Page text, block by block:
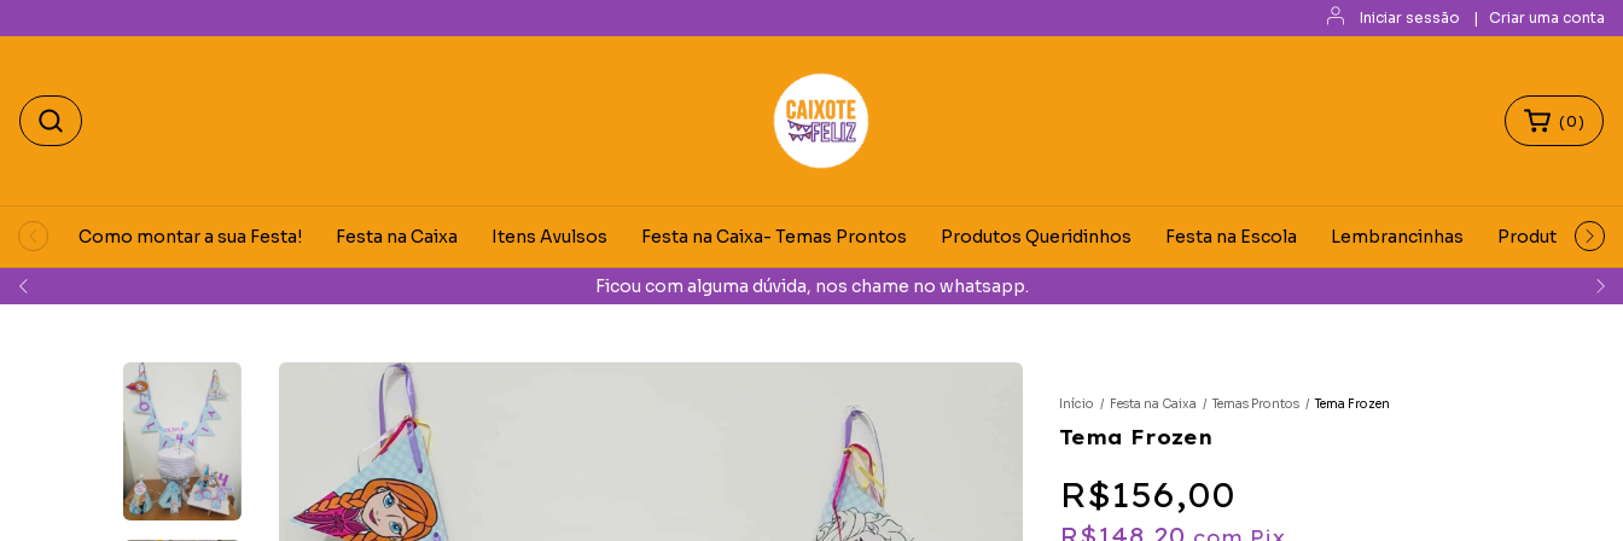
Iniciar sessão | Criar uma conta
Ganhe 5% de desconto na sua primeira compra utilizando o cupom "COMEMORAR".
(0)
Como montar a sua Festa! Festa na Caixa Itens Avulsos Festa na Caixa- Temas Prontos Produtos Queridinhos Festa na Escola Lembrancinhas Produtos
Início / Festa na Caixa / Temas Prontos / Tema Frozen
Tema Frozen
R$156,00